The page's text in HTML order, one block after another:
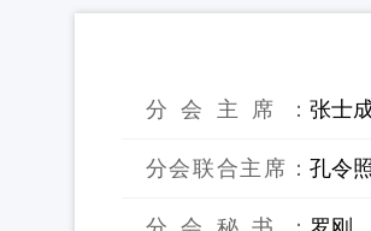
分会主席： 张士
分会联合主席： 孔令